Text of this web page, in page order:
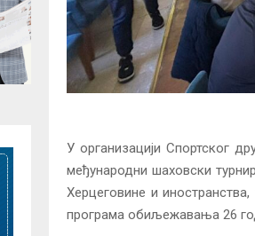
У организацији Спортског
међународни шаховски
Херцеговине и
програма обиљежавања 26